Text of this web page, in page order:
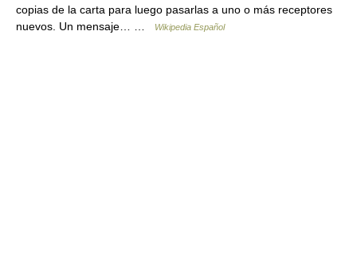
copias de la carta para luego pasarlas a uno o más receptores
nuevos. Un mensaje… …
Wikipedia Español